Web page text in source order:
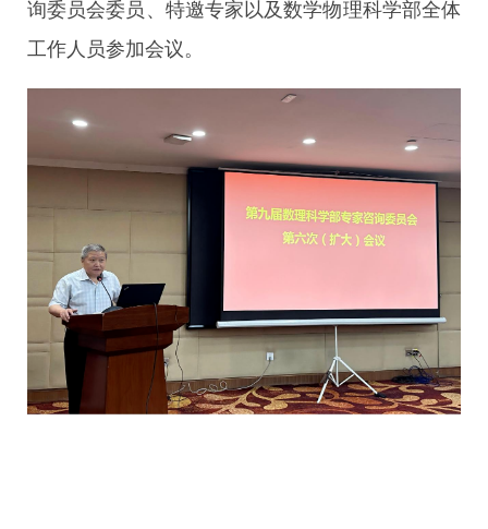
询委员会委员、特邀专家以及数学物理科学部全体
工作人员参加会议。